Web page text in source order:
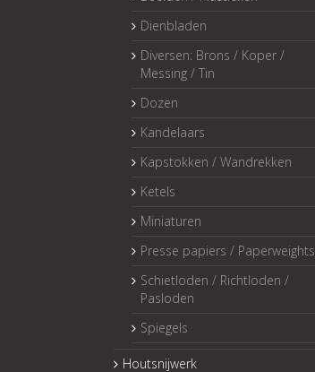
Dienbladen
Diversen: Brons / Koper /
Messing / Tin
Dozen
Kandelaars
Kapstokken / Wandrekken
Ketels
Miniaturen
Presse papiers / Paperweights
Schietloden / Richtloden /
Pasloden
Spiegels
Houtsnijwerk